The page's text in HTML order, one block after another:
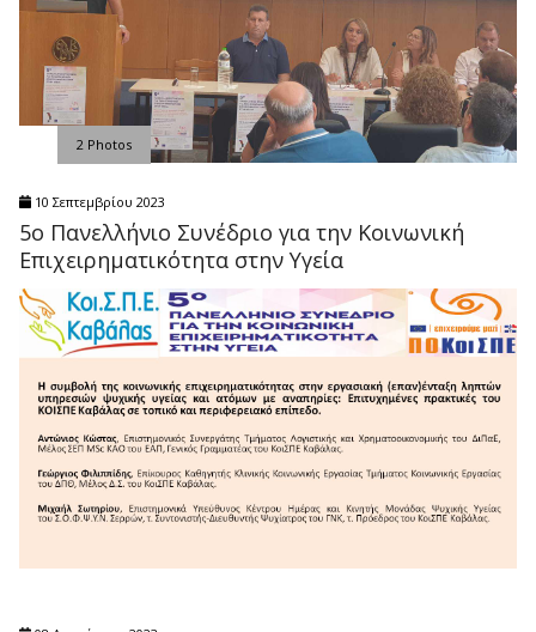
2 Photos
10 Σεπτεμβρίου 2023
5o Πανελλήνιο Συνέδριο για την Κοινωνική
Επιχειρηματικότητα στην Υγεία